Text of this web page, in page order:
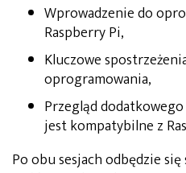
Wprowadzenie do
Raspberry Pi,
Kluczowe
oprogramowania,
Przegląd
jest kompatybilne z
Po obu sesjach odbędzie